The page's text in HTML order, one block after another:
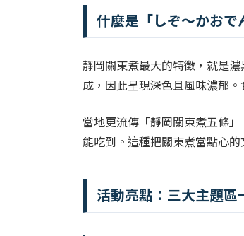
什麼是「しぞ〜かお
靜岡關東煮最大的特徵，就是
成，因此呈現深色且風味濃郁
當地更流傳「靜岡關東煮五條
能吃到。這種把關東煮當點心
活動亮點：三大主題區